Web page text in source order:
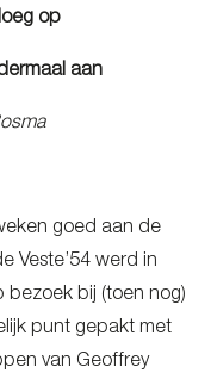
op
aan
goed aan de
Veste’54 werd in
bezoek bij (toen nog)
punt gepakt met
van Geoffrey